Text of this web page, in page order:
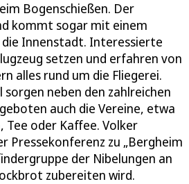
Bogenschießen. Der
kommt sogar mit einem
die Innenstadt. Interessierte
setzen und erfahren von
alles rund um die Fliegerei.
sorgen neben den zahlreichen
auch die Vereine, etwa
Tee oder Kaffee. Volker
Pressekonferenz zu „Bergheim
der Nibelungen an
zubereiten wird.